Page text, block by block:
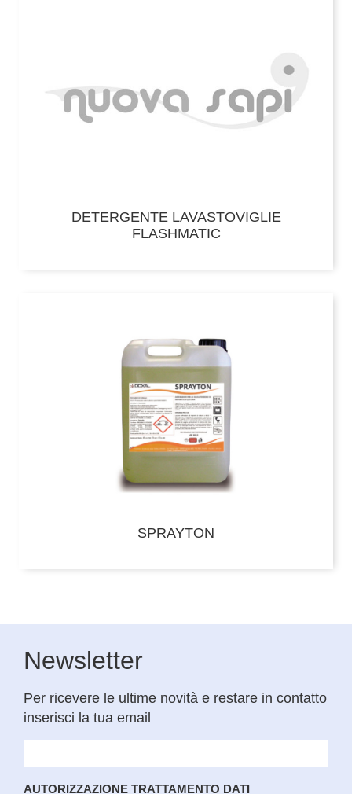
DETERGENTE LAVASTOVIGLIE
FLASHMATIC
SPRAYTON
Newsletter
Per ricevere le ultime novità e restare in contatto
inserisci la tua email
AUTORIZZAZIONE TRATTAMENTO DATI